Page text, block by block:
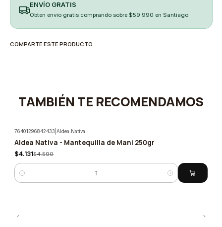
ENVÍO GRATIS
Obten envio gratis comprando sobre $59.990 en Santiago
COMPARTE ESTE PRODUCTO
TAMBIÉN TE RECOMENDAMOS
-10%
76401296842433 |Aldea Nativa
Aldea Nativa - Mantequilla de Mani 250gr
$4.131$4.590
Cantidad